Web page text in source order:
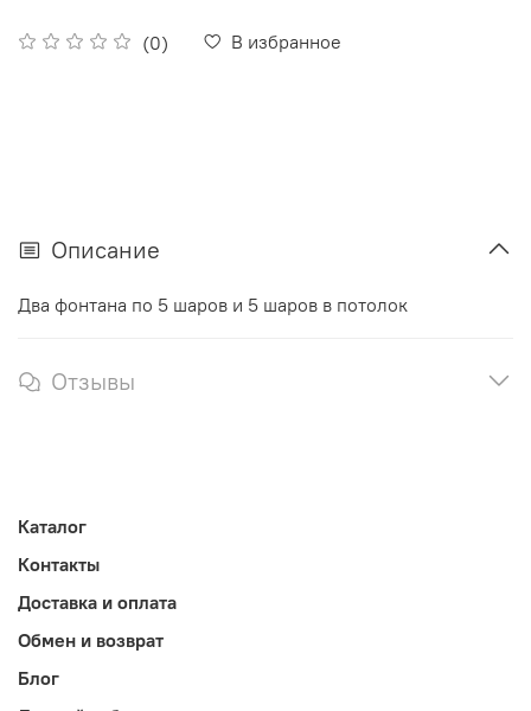
(0) В избранное
Описание
Два фонтана по 5 шаров и 5 шаров в потолок
Отзывы
Каталог
Контакты
Доставка и оплата
Обмен и возврат
Блог